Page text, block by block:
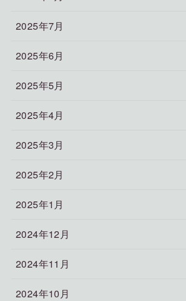
2025年7月
2025年6月
2025年5月
2025年4月
2025年3月
2025年2月
2025年1月
2024年12月
2024年11月
2024年10月